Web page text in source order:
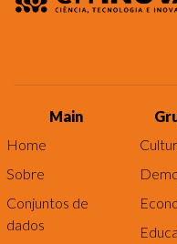
Main
Home
Sobre
Conjuntos de
dados